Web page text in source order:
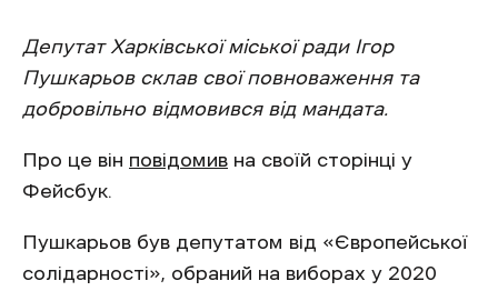
Депутат Харківської міської ради Ігор
Пушкарьов склав свої повноваження та
добровільно відмовився від мандата.
Про це він повідомив на своїй сторінці у
Фейсбук.
Пушкарьов був депутатом від «Європейської
солідарності», обраний на виборах у 2020